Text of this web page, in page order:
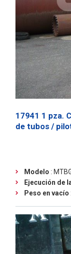
17941 1 pza.
de tubos /
Modelo :
Ejecución de
Peso en vacío